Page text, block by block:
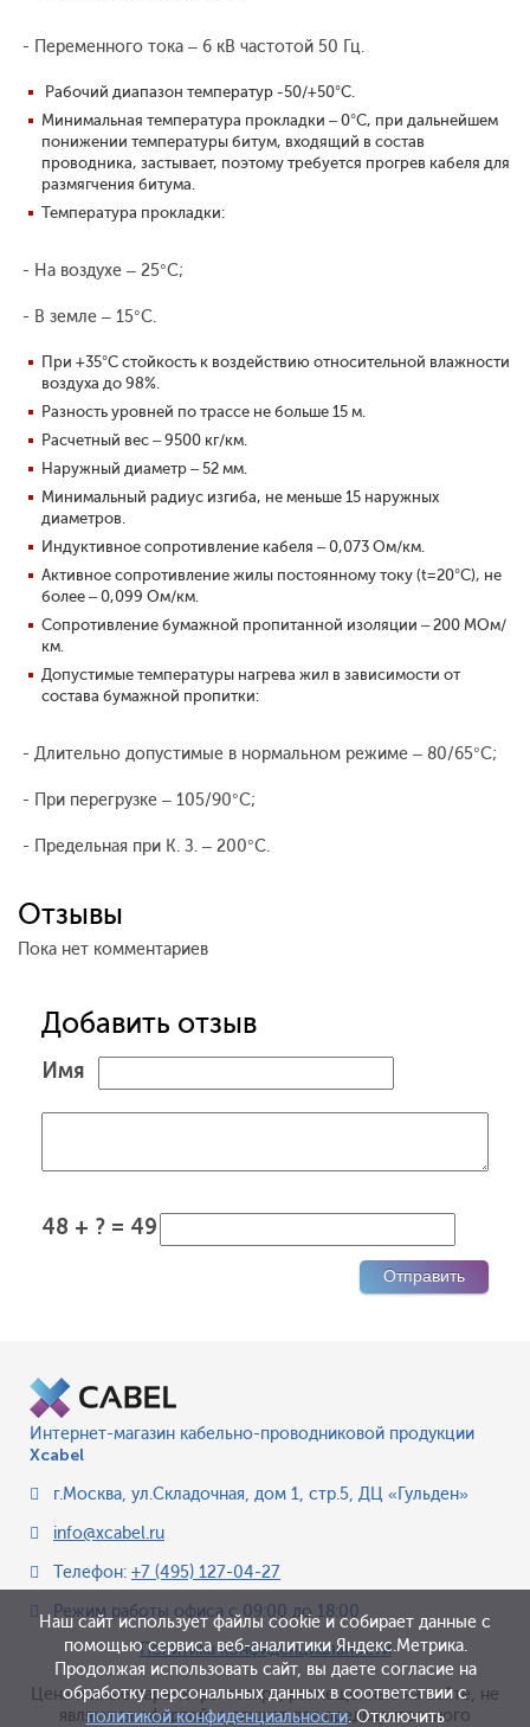
- Переменного тока – 6 кВ частотой 50 Гц.
Рабочий диапазон температур -50/+50°С.
Минимальная температура прокладки – 0°С, при дальнейшем
понижении температуры битум, входящий в состав
проводника, застывает, поэтому требуется прогрев кабеля для
размягчения битума.
Температура прокладки:
- На воздухе – 25°С;
- В земле – 15°С.
При +35°С стойкость к воздействию относительной влажности
воздуха до 98%.
Разность уровней по трассе не больше 15 м.
Расчетный вес – 9500 кг/км.
Наружный диаметр – 52 мм.
Минимальный радиус изгиба, не меньше 15 наружных
диаметров.
Индуктивное сопротивление кабеля – 0,073 Ом/км.
Активное сопротивление жилы постоянному току (t=20°С), не
более – 0,099 Ом/км.
Сопротивление бумажной пропитанной изоляции – 200 МОм/
км.
Допустимые температуры нагрева жил в зависимости от
состава бумажной пропитки:
- Длительно допустимые в нормальном режиме – 80/65°С;
- При перегрузке – 105/90°С;
- Предельная при К. З. – 200°С.
Отзывы
Пока нет комментариев
Добавить отзыв
Имя
48 + ? = 49
Интернет-магазин кабельно-проводниковой продукции
Xcabel
г.Москва, ул.Складочная, дом 1, стр.5, ДЦ «Гульден»
info@xcabel.ru
Телефон: +7 (495) 127-04-27
Режим работы офиса с 09:00 до 18:00
Политика конфиденциальности
Цена и иные параметры товара, размещенные на сайте, не
являются офертой, а служат для предварительного
Наш сайт использует файлы cookie и собирает данные с
помощью сервиса веб-аналитики Яндекс.Метрика.
Продолжая использовать сайт, вы даете согласие на
обработку персональных данных в соответствии с
политикой конфиденциальности. Отключить